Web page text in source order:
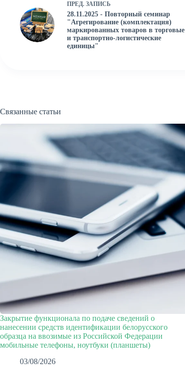
ПРЕД. ЗАПИСЬ
28.11.2025 - Повторный семинар
"Агрегирование (комплектация)
маркированных товаров в торговые
и транспортно-логистические
единицы"
Связанные статьи
Закрытие функционала по подаче сведений о
нанесении средств идентификации белорусского
образца на ввозимые из Российской Федерации
мобильные телефоны, ноутбуки (планшеты)
03/08/2026